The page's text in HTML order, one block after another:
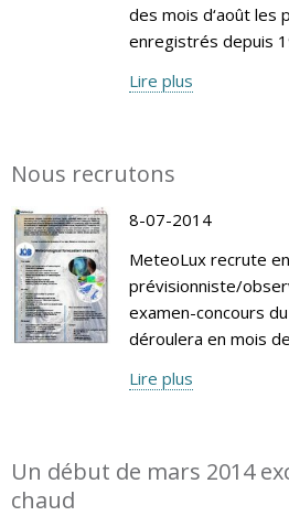
des mois d‘août les
enregistrés depuis
Lire plus
Nous recrutons
8-07-2014
MeteoLux recrute
prévisionniste/
examen-concours
déroulera en mois
Lire plus
Un début de mars 2014
chaud